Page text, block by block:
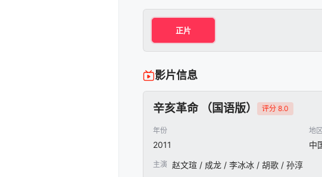
正片
影片信息
辛亥革命 （国语版） 评分 8.0
年份
2011
地区
中
主演 赵文瑄 / 成龙 / 李冰冰 / 胡歌 / 孙淳